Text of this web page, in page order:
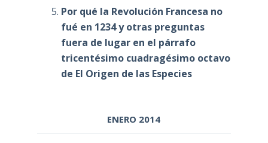
Por qué la Revolución Francesa no
fué en 1234 y otras preguntas
fuera de lugar en el párrafo
tricentésimo cuadragésimo octavo
de El Origen de las Especies
ENERO 2014